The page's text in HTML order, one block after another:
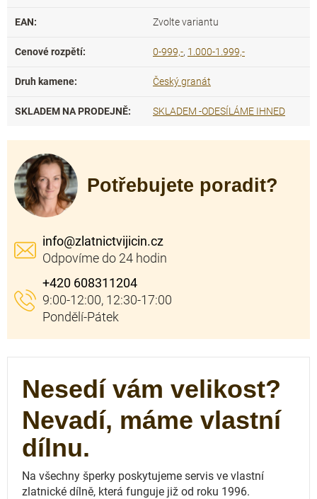
EAN: Zvolte variantu
Cenové rozpětí: 0-999,-, 1.000-1.999,-
Druh kamene: Český granát
SKLADEM NA PRODEJNĚ: SKLADEM -ODESÍLÁME IHNED
Potřebujete poradit?
info@zlatnictvijicin.cz
+420 608311204
Nesedí vám velikost?
Nevadí, máme vlastní
dílnu.
Na všechny šperky poskytujeme servis ve vlastní
zlatnické dílně, která funguje již od roku 1996.